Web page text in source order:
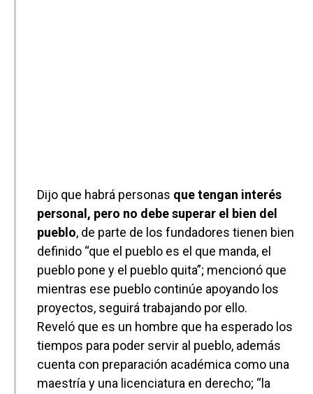
Dijo que habrá personas que tengan interés
personal, pero no debe superar el bien del
pueblo, de parte de los fundadores tienen bien
definido “que el pueblo es el que manda, el
pueblo pone y el pueblo quita”; mencionó que
mientras ese pueblo continúe apoyando los
proyectos, seguirá trabajando por ello.
Reveló que es un hombre que ha esperado los
tiempos para poder servir al pueblo, además
cuenta con preparación académica como una
maestría y una licenciatura en derecho; “la